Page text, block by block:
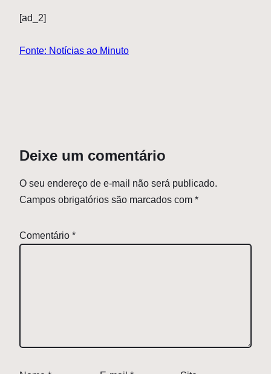
[ad_2]
Fonte: Notícias ao Minuto
Deixe um comentário
O seu endereço de e-mail não será publicado.
Campos obrigatórios são marcados com *
Comentário *